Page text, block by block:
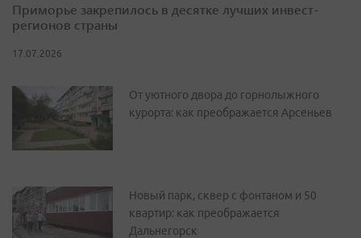
Приморье закрепилось в десятке лучших инвест-
регионов страны
17.07.2026
От уютного двора до горнолыжного
курорта: как преображается Арсеньев
Новый парк, сквер с фонтаном и 50
квартир: как преображается
Дальнегорск